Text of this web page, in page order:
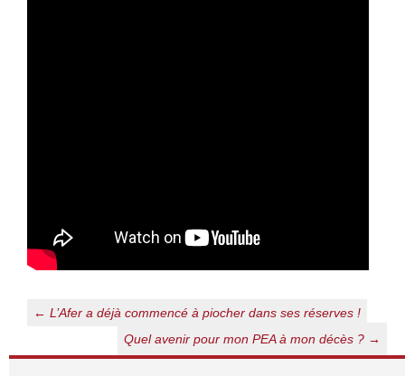
Navigation
← L’Afer a déjà commencé à piocher dans ses réserves !
Quel avenir pour mon PEA à mon décès ? →